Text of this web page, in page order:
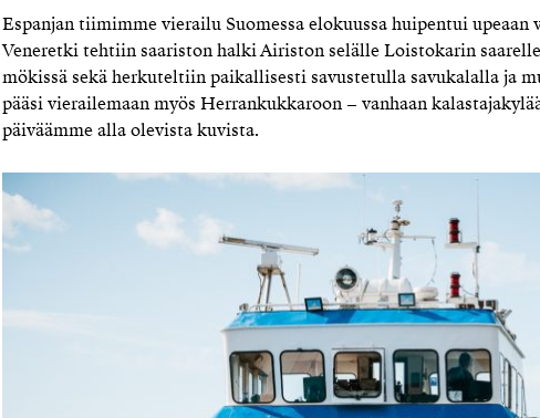
Espanjan tiimimme vierailu Suomessa elokuussa huipentui upeaan
Veneretki tehtiin saariston halki Airiston selälle Loistokarin
mökissä sekä herkuteltiin paikallisesti savustetulla savukalalla ja
pääsi vierailemaan myös Herrankukkaroon – vanhaan
päiväämme alla olevista kuvista.